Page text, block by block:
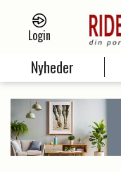
Login
Nyheder